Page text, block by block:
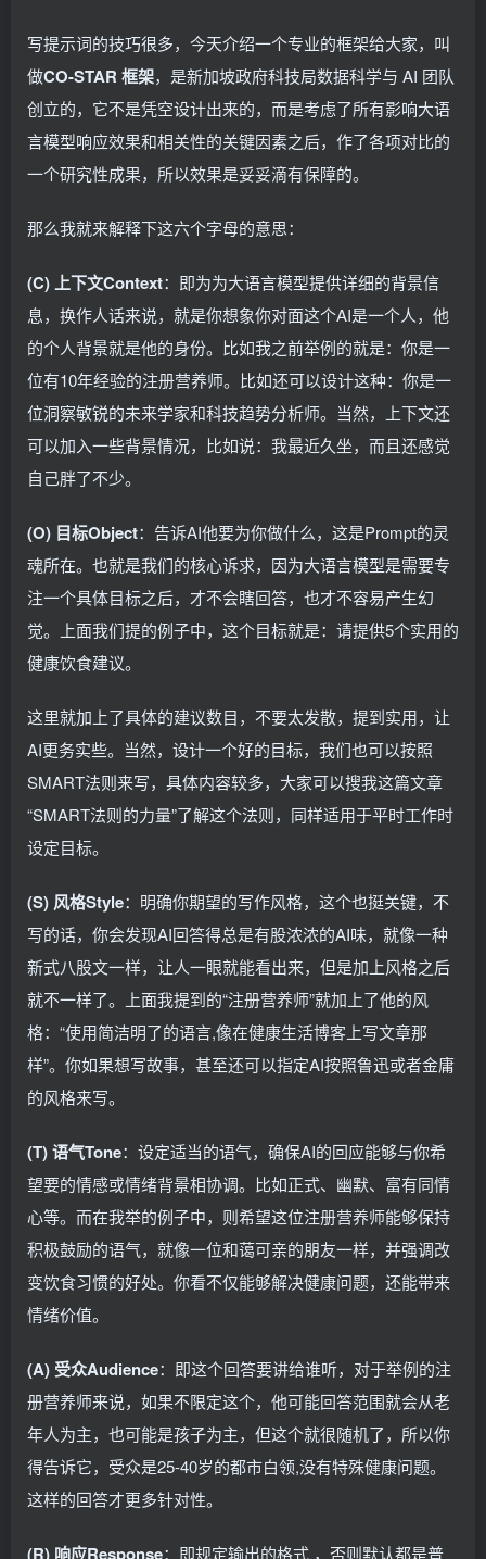
写提示词的技巧很多，今天介绍一个专业的框架给大家，叫
做CO-STAR 框架，是新加坡政府科技局数据科学与 AI 团队
创立的，它不是凭空设计出来的，而是考虑了所有影响大语
言模型响应效果和相关性的关键因素之后，作了各项对比的
一个研究性成果，所以效果是妥妥滴有保障的。
那么我就来解释下这六个字母的意思：
(C) 上下文Context：即为为大语言模型提供详细的背景信
息，换作人话来说，就是你想象你对面这个AI是一个人，他
的个人背景就是他的身份。比如我之前举例的就是：你是一
位有10年经验的注册营养师。比如还可以设计这种：你是一
位洞察敏锐的未来学家和科技趋势分析师。当然，上下文还
可以加入一些背景情况，比如说：我最近久坐，而且还感觉
自己胖了不少。
(O) 目标Object：告诉AI他要为你做什么，这是Prompt的灵
魂所在。也就是我们的核心诉求，因为大语言模型是需要专
注一个具体目标之后，才不会瞎回答，也才不容易产生幻
觉。上面我们提的例子中，这个目标就是：请提供5个实用的
健康饮食建议。
这里就加上了具体的建议数目，不要太发散，提到实用，让
AI更务实些。当然，设计一个好的目标，我们也可以按照
SMART法则来写，具体内容较多，大家可以搜我这篇文章
“SMART法则的力量”了解这个法则，同样适用于平时工作时
设定目标。
(S) 风格Style：明确你期望的写作风格，这个也挺关键，不
写的话，你会发现AI回答得总是有股浓浓的AI味，就像一种
新式八股文一样，让人一眼就能看出来，但是加上风格之后
就不一样了。上面我提到的“注册营养师”就加上了他的风
格：“使用简洁明了的语言,像在健康生活博客上写文章那
样”。你如果想写故事，甚至还可以指定AI按照鲁迅或者金庸
的风格来写。
(T) 语气Tone：设定适当的语气，确保AI的回应能够与你希
望要的情感或情绪背景相协调。比如正式、幽默、富有同情
心等。而在我举的例子中，则希望这位注册营养师能够保持
积极鼓励的语气，就像一位和蔼可亲的朋友一样，并强调改
变饮食习惯的好处。你看不仅能够解决健康问题，还能带来
情绪价值。
(A) 受众Audience：即这个回答要讲给谁听，对于举例的注
册营养师来说，如果不限定这个，他可能回答范围就会从老
年人为主，也可能是孩子为主，但这个就很随机了，所以你
得告诉它，受众是25-40岁的都市白领,没有特殊健康问题。
这样的回答才更多针对性。
(R) 响应Response：即规定输出的格式 ，否则默认都是普